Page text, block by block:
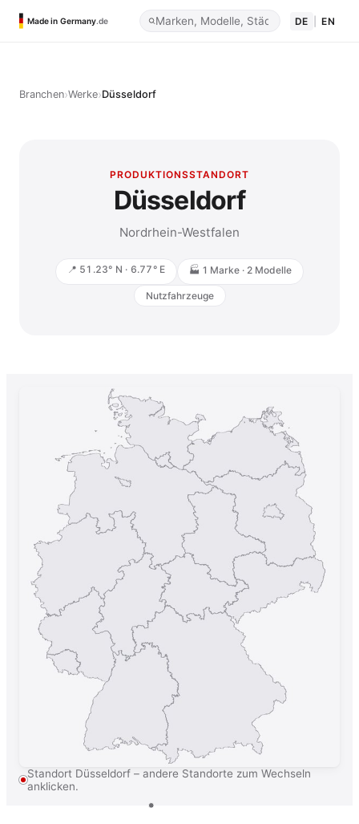
Made in Germany.de DE EN
Branchen›Werke›Düsseldorf
PRODUKTIONSSTANDORT
Düsseldorf
Nordrhein-Westfalen
📍 51.23° N · 6.77° E 🏭 1 Marke · 2 Modelle
Nutzfahrzeuge
Standort Düsseldorf – andere Standorte zum Wechseln
anklicken.